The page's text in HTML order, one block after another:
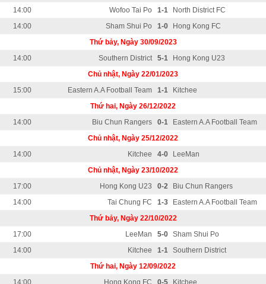
14:00
Wofoo Tai Po 1-1
North District FC
14:00
Sham Shui Po 1-0
Hong Kong FC
Thứ bảy, Ngày 30/09/2023
14:00
Southern District 5-1
Hong Kong U23
Chủ nhật, Ngày 22/01/2023
15:00
Eastern A.A Football Team 1-1
Kitchee
Thứ hai, Ngày 26/12/2022
14:00
Biu Chun Rangers 0-1
Eastern A.A Football Team
Chủ nhật, Ngày 25/12/2022
14:00
Kitchee 4-0
LeeMan
Chủ nhật, Ngày 23/10/2022
17:00
Hong Kong U23 0-2
Biu Chun Rangers
14:00
Tai Chung FC 1-3
Eastern A.A Football Team
Thứ bảy, Ngày 22/10/2022
17:00
LeeMan 5-0
Sham Shui Po
14:00
Kitchee 1-1
Southern District
Thứ hai, Ngày 12/09/2022
14:00
Hong Kong FC 0-5
Kitchee